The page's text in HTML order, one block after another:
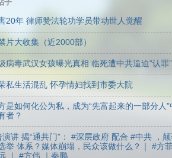
子
20年 律师赞法轮功学员带动世人觉醒
片大收集（近2000部）
病毒武汉女孩曝光真相 临死遭中共逼迫“认罪”
私生活混乱 怀孕情妇找到市委大院
是如何化公为私，成为“先富起来的一部分人”
者？
演讲 揭“通共门”： #深层政府 配合 #中共 ，
举 体系？媒体崩塌，民众该做什么？｜ #方
｜ #方伟 ｜秦鹏